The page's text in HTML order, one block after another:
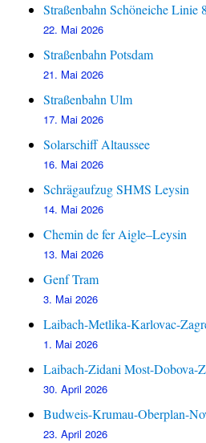
Straßenbahn Schöneiche Linie
22. Mai 2026
Straßenbahn Potsdam
21. Mai 2026
Straßenbahn Ulm
17. Mai 2026
Solarschiff Altaussee
16. Mai 2026
Schrägaufzug SHMS Leysin
14. Mai 2026
Chemin de fer Aigle–Leysin
13. Mai 2026
Genf Tram
3. Mai 2026
Laibach-Metlika-Karlovac-
1. Mai 2026
Laibach-Zidani Most-Dobova-
30. April 2026
Budweis-Krumau-Oberplan-
23. April 2026